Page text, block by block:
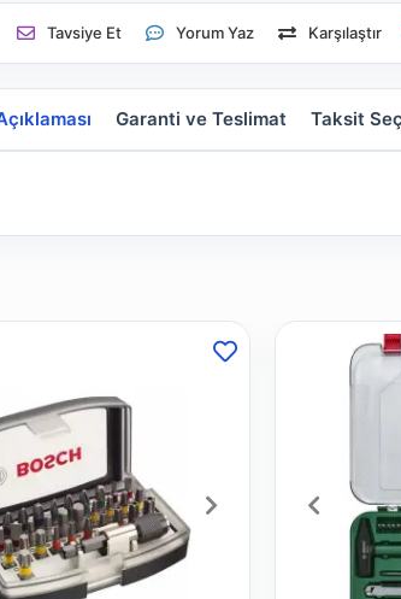
Tavsiye Et Yorum Yaz Karşılaştır
Garanti ve Teslimat Taksit